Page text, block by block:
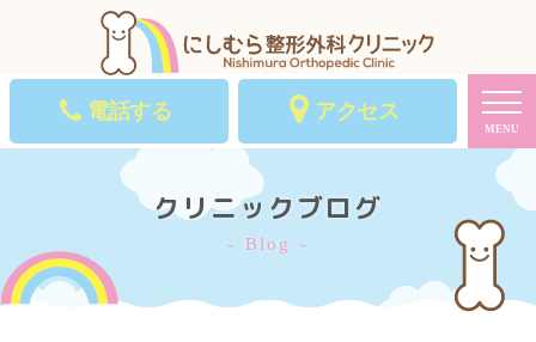
電話する アクセス
MENU
クリニックブログ
Blog